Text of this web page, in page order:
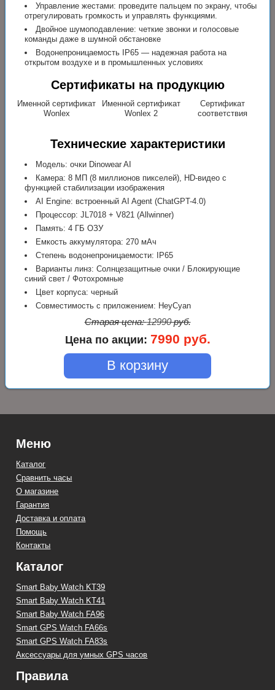
Управление жестами: проведите пальцем по экрану, чтобы
отрегулировать громкость и управлять функциями.
Двойное шумоподавление: четкие звонки и голосовые
команды даже в шумной обстановке
Водонепроницаемость IP65 — надежная работа на
открытом воздухе и в промышленных условиях
Сертификаты на продукцию
Именной сертификат
Wonlex
Именной сертификат
Wonlex 2
Сертификат
соответствия
Технические характеристики
Модель: очки Dinowear AI
Камера: 8 МП (8 миллионов пикселей), HD-видео с
функцией стабилизации изображения
AI Engine: встроенный AI Agent (ChatGPT-4.0)
Процессор: JL7018 + V821 (Allwinner)
Память: 4 ГБ ОЗУ
Емкость аккумулятора: 270 мАч
Степень водонепроницаемости: IP65
Варианты линз: Солнцезащитные очки / Блокирующие
синий свет / Фотохромные
Цвет корпуса: черный
Совместимость с приложением: HeyCyan
Старая цена:12990руб.
Цена по акции: 7990 руб.
В корзину
Меню
Каталог
Сравнить часы
О магазине
Гарантия
Доставка и оплата
Помощь
Контакты
Каталог
Smart Baby Watch KT39
Smart Baby Watch KT41
Smart Baby Watch FA96
Smart GPS Watch FA66s
Smart GPS Watch FA83s
Аксессуары для умных GPS часов
Правила